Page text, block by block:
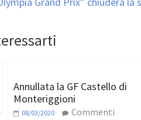
Annullata la GF Castello di
Monteriggioni
08/03/2020
Commenti